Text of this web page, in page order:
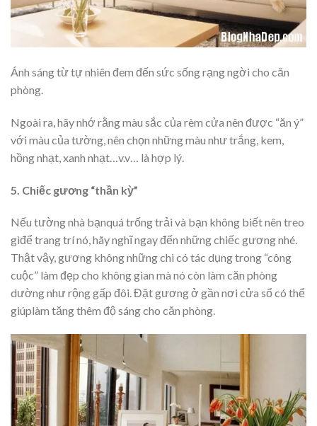
Ánh sáng từ tự nhiên đem đến sức sống rạng ngời cho căn
phòng.
Ngoài ra, hãy nhớ rằng màu sắc của rèm cửa nên được “ăn ý”
với màu của tường, nên chọn những màu như trắng, kem,
hồng nhạt, xanh nhạt…v.v… là hợp lý.
5. Chiếc gương “thần kỳ”
Nếu tường nhà bạnquá trống trải và bạn không biết nên treo
gìđể trang trí nó, hãy nghĩ ngay đến những chiếc gương nhé.
Thật vậy, gương không những chi có tác dụng trong “công
cuộc” làm đẹp cho không gian mà nó còn làm căn phòng
dường như rộng gấp đôi. Đặt gương ở gần nơi cửa sổ có thể
giúplàm tăng thêm độ sáng cho căn phòng.